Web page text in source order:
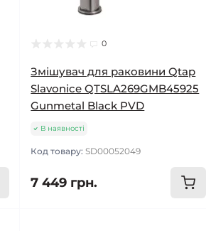
0
Змішувач для раковини Qtap
Slavonice QTSLA269GMB45925
Gunmetal Black PVD
В наявності
Код товару:SD00052049
7 449 грн.